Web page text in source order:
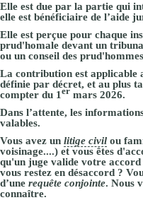
Elle est due par la partie qui
elle est bénéficiaire de l’aide
Elle est perçue pour chaque
prud'homale devant un
ou un conseil des
La contribution est applicable
définie par décret, et au plus
compter du 1 er mars 2026.
Dans l’attente, les
valables.
Vous avez un litige civil ou
voisinage....) et vous êtes
qu'un juge valide votre accord
vous restez en désaccord ?
d’une requête conjointe. Nous
connaître.